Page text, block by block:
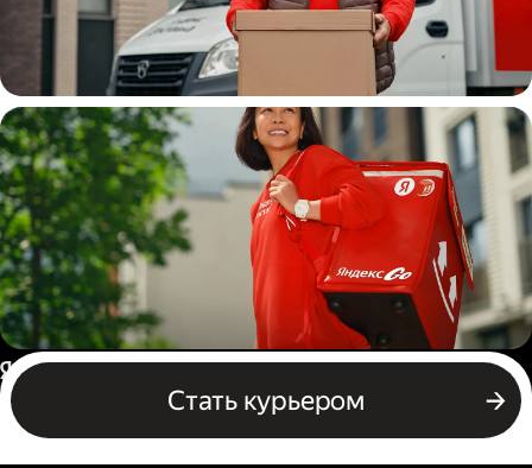
Водитель
грузовой машины
Пеший курьер
Стать курьером
Россия
Бизнесу